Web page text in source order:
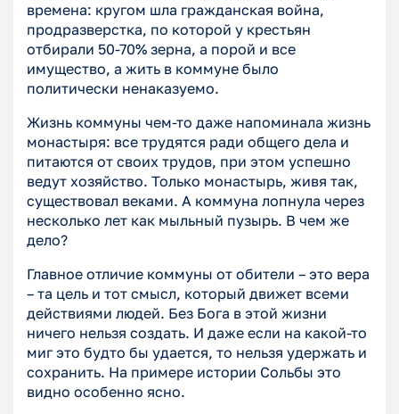
времена: кругом шла гражданская война,
продразверстка, по которой у крестьян
отбирали 50-70% зерна, а порой и все
имущество, а жить в коммуне было
политически ненаказуемо.
Жизнь коммуны чем-то даже напоминала жизнь
монастыря: все трудятся ради общего дела и
питаются от своих трудов, при этом успешно
ведут хозяйство. Только монастырь, живя так,
существовал веками. А коммуна лопнула через
несколько лет как мыльный пузырь. В чем же
дело?
Главное отличие коммуны от обители – это вера
– та цель и тот смысл, который движет всеми
действиями людей. Без Бога в этой жизни
ничего нельзя создать. И даже если на какой-то
миг это будто бы удается, то нельзя удержать и
сохранить. На примере истории Сольбы это
видно особенно ясно.